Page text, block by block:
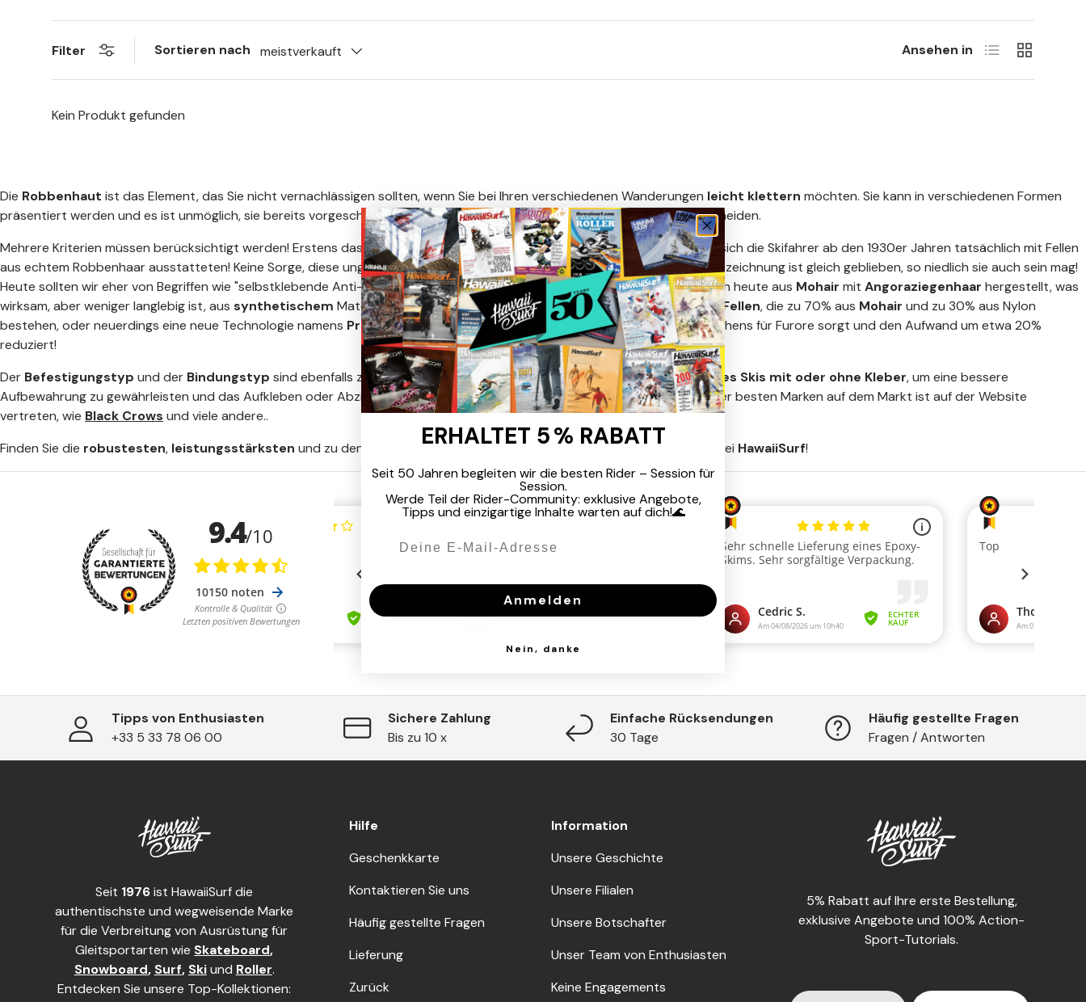
Filter Sortieren nach meistverkauft Ansehen in Liste Grill
Kein Produkt gefunden
Die Robbenhaut ist das Element, das Sie nicht vernachlässigen sollten, wenn Sie bei Ihren verschiedenen Wanderungen leicht klettern möchten. Sie kann in verschiedenen Formen
präsentiert werden und es ist unmöglich, sie bereits vorgeschnitten zu kaufen oder sie selbst in die Form Ihrer Skier zu schneiden.
Mehrere Kriterien müssen berücksichtigt werden! Erstens das Material! Die Bezeichnung "Robbenfelle" stammt daher, dass sich die Skifahrer ab den 1930er Jahren tatsächlich mit Fellen
aus echtem Robbenhaar ausstatteten! Keine Sorge, diese ungewöhnliche Technologie gibt es heute nicht mehr, aber die Bezeichnung ist gleich geblieben, so niedlich sie auch sein mag!
Heute sollten wir eher von Begriffen wie "selbstklebende Anti-Rutsch-Felle" oder "selbstklebendes Fell" sprechen. Sie werden heute aus Mohair mit Angoraziegenhaar hergestellt, was
wirksam, aber weniger langlebig ist, aus synthetischem Material wieNylon, das deutlich langlebiger ist, ausgemischten Fellen, die zu 70% aus Mohair und zu 30% aus Nylon
bestehen, oder neuerdings eine neue Technologie namens Profoil, einFell mit Schuppen
, das in der Welt des Skitourengehens für Furore sorgt und den Aufwand um etwa 20%
reduziert!
Der Befestigungstyp und der Bindungstyp sind ebenfalls zu berücksichtigen, sowohl fürdie Vorder- und Rückseite des Skis mit oder ohne Kleber, um eine bessere
Aufbewahrung zu gewährleisten und das Aufkleben oder Abziehen nach mehreren Einsätzen zu vermeiden. Eine Auswahl der besten Marken auf dem Markt ist auf der Website
vertreten, wie Black Crows und viele andere..
Finden Sie die robustesten, leistungsstärksten und zu den besten PreisenerhältlichenRobbenhäute ausschließlich bei HawaiiSurf!
Tipps von Enthusiasten
+33 5 33 78 06 00
Sichere Zahlung
Bis zu 10 x
Einfache Rücksendungen
30 Tage
Häufig gestellte Fragen
Fragen / Antworten
Seit 1976ist HawaiiSurf die
authentischste und wegweisende Marke
für die Verbreitung von Ausrüstung für
Gleitsportarten wie Skateboard,
Snowboard, Surf, Skiund Roller.
Entdecken Sie unsere Top-Kollektionen:
Hilfe
Geschenkkarte
Kontaktieren Sie uns
Häufig gestellte Fragen
Lieferung
Zurück
Information
Unsere Geschichte
Unsere Filialen
Unsere Botschafter
Unser Team von Enthusiasten
Keine Engagements
5% Rabatt auf Ihre erste Bestellung,
exklusive Angebote und 100% Action-
Sport-Tutorials.
ERHALTET 5 % RABATT
Seit 50 Jahren begleiten wir die besten Rider – Session für
Session.
Werde Teil der Rider-Community: exklusive Angebote,
Tipps und einzigartige Inhalte warten auf dich!🌊
Anmelden
Nein, danke